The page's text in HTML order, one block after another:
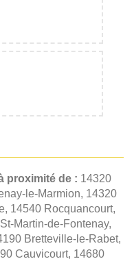
proximité de : 14320
le-Marmion, 14320
14540 Rocquancourt,
Martin-de-Fontenay,
Bretteville-le-Rabet,
Cauvicourt, 14680